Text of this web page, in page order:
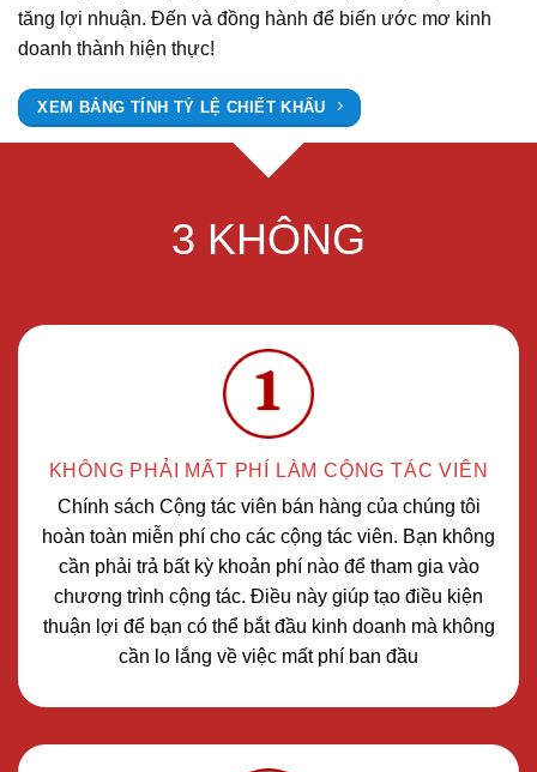
tăng lợi nhuận. Đến và đồng hành để biến ước mơ kinh
doanh thành hiện thực!
XEM BẢNG TÍNH TỶ LỆ CHIẾT KHẤU
3 KHÔNG
KHÔNG PHẢI MẤT PHÍ LÀM CỘNG TÁC VIÊN
Chính sách Cộng tác viên bán hàng của chúng tôi
hoàn toàn miễn phí cho các cộng tác viên. Bạn không
cần phải trả bất kỳ khoản phí nào để tham gia vào
chương trình cộng tác. Điều này giúp tạo điều kiện
thuận lợi để bạn có thể bắt đầu kinh doanh mà không
cần lo lắng về việc mất phí ban đầu